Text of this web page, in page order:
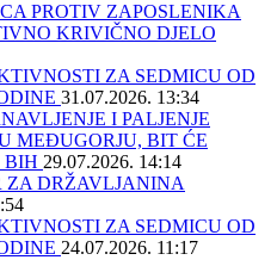
PROTIV ZAPOSLENIKA
KRIVIČNO DJELO
ZA SEDMICU OD
31.07.2026. 13:34
I PALJENJE
MEĐUGORJU, BIT ĆE
BIH 29.07.2026. 14:14
ZA DRŽAVLJANINA
ZA SEDMICU OD
24.07.2026. 11:17